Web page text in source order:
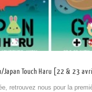
Japan Touch Haru [22 & 23
retrouvez nous pour la